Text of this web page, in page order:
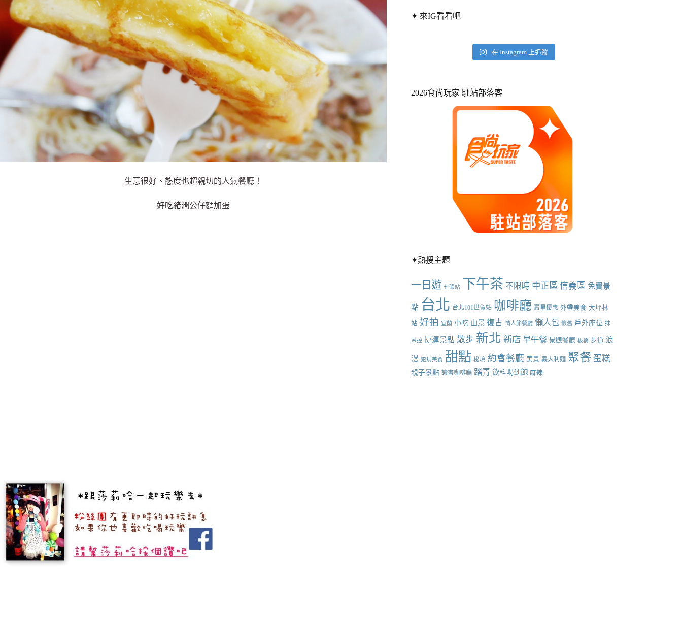
生意很好、態度也超親切的人氣餐廳！
好吃豬潤公仔麵加蛋
✦ 來IG看看吧
在 Instagram 上追蹤
2026食尚玩家 駐站部落客
✦熱搜主題
一日遊 七張站 下午茶 不限時 中正區 信義區 免費景
點 台北 台北101世貿站 咖啡廳 壽星優惠 外帶美食 大坪林
站 好拍 宜蘭 小吃 山景 復古 情人節餐廳 懶人包 懷舊 戶外座位 抹
茶控 捷運景點 散步 新北 新店 早午餐 景觀餐廳 板橋 步道 浪
漫 犯規美食 甜點 秘境 約會餐廳 美景 義大利麵 聚餐 蛋糕
親子景點 讀書咖啡廳 踏青 飲料喝到飽 麻辣